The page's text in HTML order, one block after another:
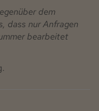
dem
dass nur Anfragen
bearbeitet